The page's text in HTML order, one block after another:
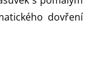
dovření